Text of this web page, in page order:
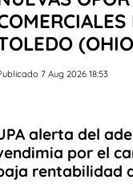
7 Aug 2026 18:53
alerta del
por el
rentabilidad